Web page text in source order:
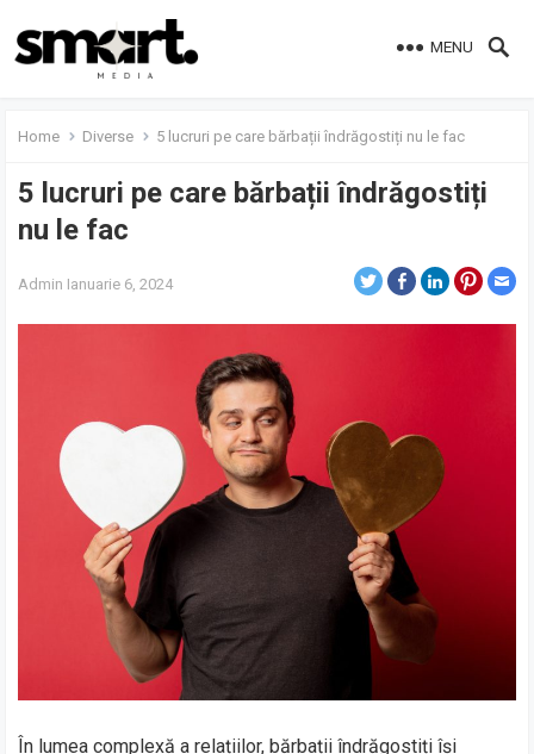
MENU
Home Diverse 5 lucruri pe care bărbații îndrăgostiți nu le fac
5 lucruri pe care bărbații îndrăgostiți
nu le fac
Admin Ianuarie 6, 2024
În lumea complexă a relațiilor, bărbații îndrăgostiți își